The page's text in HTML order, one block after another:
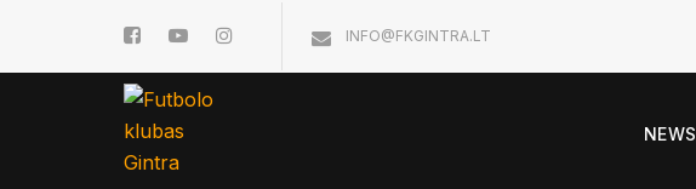
INFO@FKGINTRA.LT
NEWS